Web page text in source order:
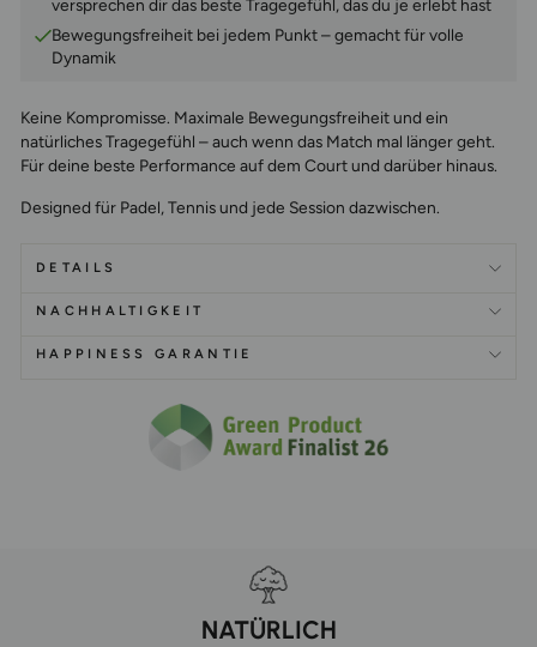
versprechen dir das beste Tragegefühl, das du je erlebt hast
Bewegungsfreiheit bei jedem Punkt – gemacht für volle
Dynamik
Keine Kompromisse. Maximale Bewegungsfreiheit und ein
natürliches Tragegefühl – auch wenn das Match mal länger geht.
Für deine beste Performance auf dem Court und darüber hinaus.
Designed für Padel, Tennis und jede Session dazwischen.
DETAILS
NACHHALTIGKEIT
HAPPINESS GARANTIE
NATÜRLICH